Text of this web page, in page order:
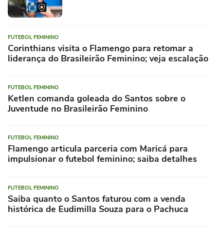
FUTEBOL FEMININO
Corinthians visita o Flamengo para retomar a
liderança do Brasileirão Feminino; veja escalação
FUTEBOL FEMININO
Ketlen comanda goleada do Santos sobre o
Juventude no Brasileirão Feminino
FUTEBOL FEMININO
Flamengo articula parceria com Maricá para
impulsionar o futebol feminino; saiba detalhes
FUTEBOL FEMININO
Saiba quanto o Santos faturou com a venda
histórica de Eudimilla Souza para o Pachuca